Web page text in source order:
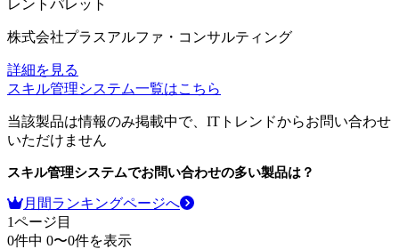
レントパレット
株式会社プラスアルファ・コンサルティング
詳細を見る
スキル管理システム一覧はこちら
当該製品は情報のみ掲載中で、ITトレンドからお問い合わせ
いただけません
スキル管理システムでお問い合わせの多い製品は？
月間ランキングページへ
1ページ目
0件中 0〜0件を表示